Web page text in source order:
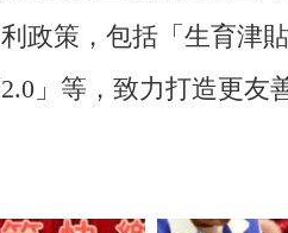
政策，包括「生育津
2.0」等，致力打造更